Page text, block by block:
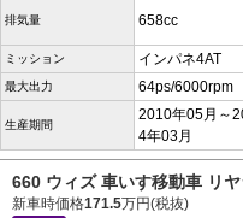
排気量 658cc
ミッション インパネ4AT
最大出力 64ps/6000rpm
生産期間
2010年05月～
4年03月
660 ウィズ 車いす移動車 リ
新車時価格171.5万円(税抜)